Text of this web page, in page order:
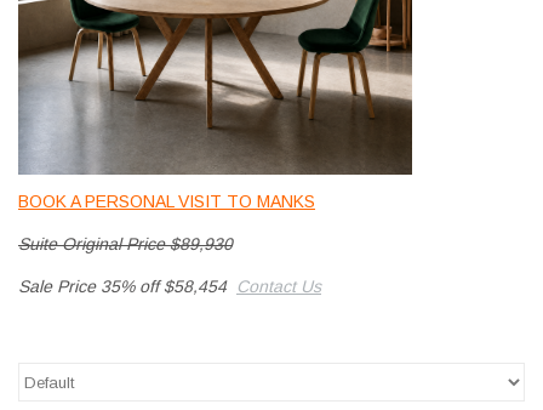
LATEST ARRIVALS 最新扺港
MATER 系列
新斯堪的納維亞餐具角 @ MANKS
BOOK A PERSONAL VISIT TO MANKS
Suite Original Price $89,930
Sale Price 35% off $58,454 Contact Us